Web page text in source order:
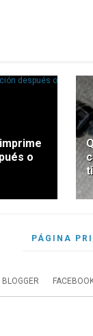
o
PÁGINA
BLOGGER